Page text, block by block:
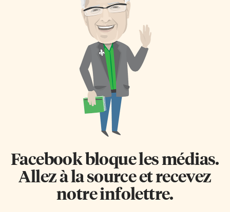
Facebook bloque les médias.
Allez à la source et recevez
notre infolettre.